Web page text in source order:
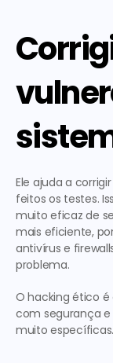
Ele ajuda a
feitos os testes.
muito eficaz de
mais eficiente,
antivírus e
problema.
O hacking ético é
com segurança e
muito específicas.